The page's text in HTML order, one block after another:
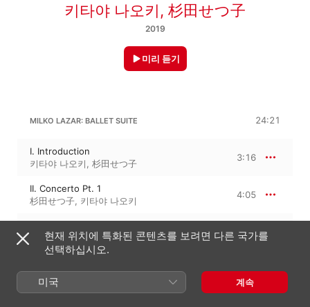
키타야 나오키, 杉田せつ子
2019
미리 듣기
MILKO LAZAR: BALLET SUITE 24:21
I. Introduction
키타야 나오키, 杉田せつ子
3:16
II. Concerto Pt. 1
杉田せつ子, 키타야 나오키
4:05
키타야 나오키,杉田せつ子
5:56
키타야 나오키,杉田せつ子
4:46
현재 위치에 특화된 콘텐츠를 보려면 다른 국가를
선택하십시오.
미국 계속